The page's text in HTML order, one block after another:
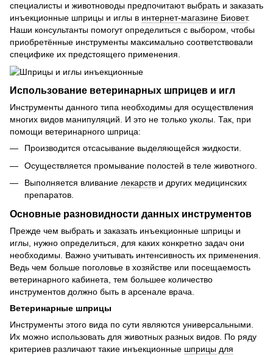
специалисты и животноводы предпочитают выбрать и заказать
инъекционные шприцы и иглы в интернет-магазине Биовет.
Наши консультанты помогут определиться с выбором, чтобы
приобретённые инструменты максимально соответствовали
специфике их предстоящего применения.
Использование ветеринарных шприцев и игл
Инструменты данного типа необходимы для осуществления
многих видов манипуляций. И это не только уколы. Так, при
помощи ветеринарного шприца:
Производится отсасывание выделяющейся жидкости.
Осуществляется промывание полостей в теле животного.
Выполняется вливание лекарств и других медицинских
препаратов.
Основные разновидности данных инструментов
Прежде чем выбрать и заказать инъекционные шприцы и
иглы, нужно определиться, для каких конкретно задач они
необходимы. Важно учитывать интенсивность их применения.
Ведь чем больше поголовье в хозяйстве или посещаемость
ветеринарного кабинета, тем большее количество
инструментов должно быть в арсенале врача.
Ветеринарные шприцы
Инструменты этого вида по сути являются универсальными.
Их можно использовать для животных разных видов. По ряду
критериев различают такие инъекционные шприцы для